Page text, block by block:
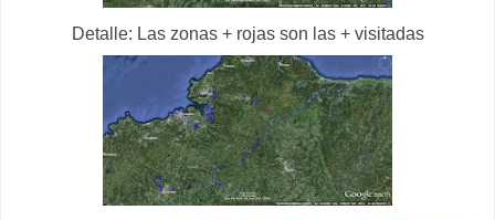
Detalle: Las zonas + rojas son las + visitadas